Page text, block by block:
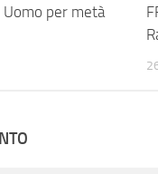
Uomo per metà